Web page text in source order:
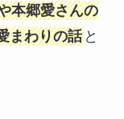
本郷愛さんの
まわりの話と